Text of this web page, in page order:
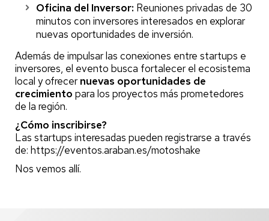
Oficina del Inversor: Reuniones privadas de 30
minutos con inversores interesados en explorar
nuevas oportunidades de inversión.
Además de impulsar las conexiones entre startups e
inversores, el evento busca fortalecer el ecosistema
local y ofrecernuevas oportunidades de
crecimiento para los proyectos más prometedores
de la región.
¿Cómo inscribirse?
Las startups interesadas pueden registrarse a través
de: https://eventos.araban.es/motoshake
Nos vemos allí.